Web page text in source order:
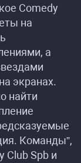
Comedy
на
а
экранах.
найти
Команды”,
Club Spb и